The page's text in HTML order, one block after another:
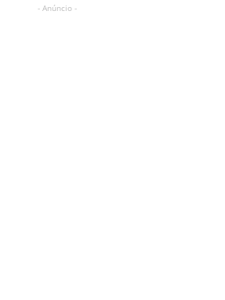
- Anúncio -